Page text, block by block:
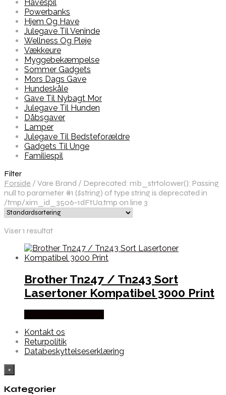
Havespil
Powerbanks
Hjem Og Have
Julegave Til Veninde
Wellness Og Pleje
Vækkeure
Myggebekæmpelse
Sommer Gadgets
Mors Dags Gave
Hundeskåle
Gave Til Nybagt Mor
Julegave Til Hunden
Dåbsgaver
Lamper
Julegave Til Bedsteforældre
Gadgets Til Unge
Familiespil
Filter
Forside / Vare Brand / Deprecated: mb_strtolower(): Passing
null to parameter #1 ($string) of type string is deprecated in
/tmp/xim_id_3506-1dFtUa.tmp on line 3
Viser 1 resultat
Brother Tn247 / Tn243 Sort
Lasertoner Kompatibel 3000 Print
Kontakt os
Returpolitik
Databeskyttelseserklæring
×
Kategorier